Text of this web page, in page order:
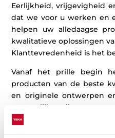
Eerlijkheid, vrijgevigheid
dat we voor u werken en
helpen uw alledaagse
kwalitatieve oplossingen
Klanttevredenheid is het
Vanaf het prille begin
producten van de beste
en originele ontwerpen
een eerlijke prijs.